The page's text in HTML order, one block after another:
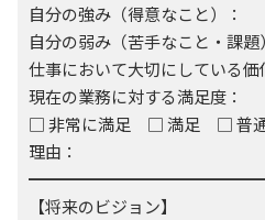
自分の強み（得意なこと）：
自分の弱み（苦手なこと・課題
仕事において大切にしている価
現在の業務に対する満足度：
□ 非常に満足 □ 満足 □ 普
理由：
【将来のビジョン】